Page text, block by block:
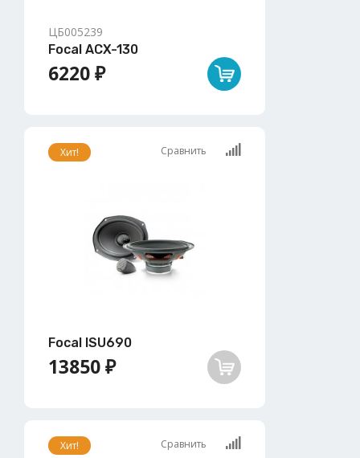
ЦБ005239
Focal ACX-130
6220 ₽
Хит! Сравнить
Focal ISU690
13850 ₽
Хит! Сравнить